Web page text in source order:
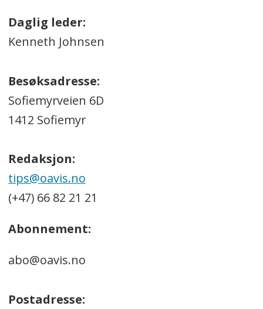
Daglig leder:
Kenneth Johnsen
Besøksadresse:
Sofiemyrveien 6D
1412 Sofiemyr
Redaksjon:
tips@oavis.no
(+47) 66 82 21 21
Abonnement:
abo@oavis.no
Postadresse: